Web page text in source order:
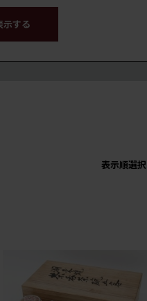
示する
表示順選択